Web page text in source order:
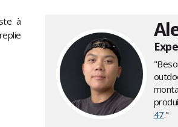
à
47."